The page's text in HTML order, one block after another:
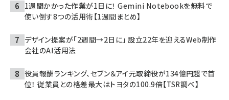
1週間かかった作業が1日に！ Gemini Notebookを無料で
使い倒す8つの活用術【1週間まとめ】
デザイン提案が「2週間→2日に」 設立22年を迎えるWeb制作
会社のAI活用法
役員報酬ランキング、セブン＆アイ元取締役が134億円超で首
位！ 従業員との格差最大はトヨタの100.9倍【TSR調べ】